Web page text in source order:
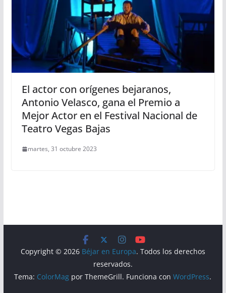
El actor con orígenes bejaranos,
Antonio Velasco, gana el Premio a
Mejor Actor en el Festival Nacional de
Teatro Vegas Bajas
martes, 31 octubre 2023
Copyright © 2026 Béjar en Europa. Todos los derechos
reservados.
Tema: ColorMag por ThemeGrill. Funciona conWordPress.